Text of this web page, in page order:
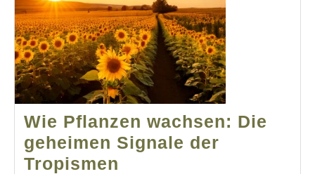
Wie Pflanzen wachsen: Die
geheimen Signale der
Tropismen